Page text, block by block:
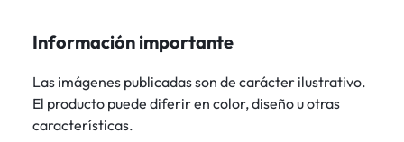
Información importante
Las imágenes publicadas son de carácter ilustrativo.
El producto puede diferir en color, diseño u otras
características.